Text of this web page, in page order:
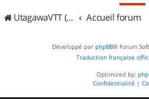
UtagawaVTT (Randos VTT et VTTAE avec traces GPS) Accueil forum
Développé par phpBB® Forum
Traduction française
Optimized by:
Confidentialité |